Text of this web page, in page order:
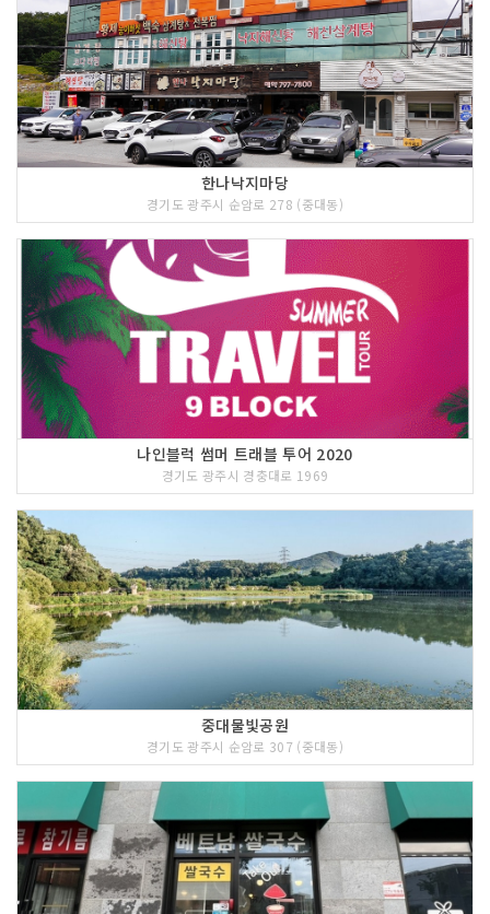
한나낙지마당
경기도 광주시 순암로 278 (중대동)
나인블럭 썸머 트래블 투어 2020
경기도 광주시 경충대로 1969
중대물빛공원
경기도 광주시 순암로 307 (중대동)